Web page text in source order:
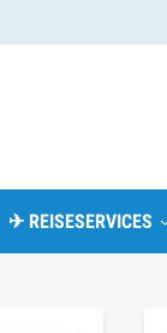
✈ REISESERVICES